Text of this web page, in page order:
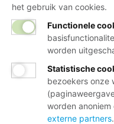
het gebruik van cookies.
Functionele
worden
Statistische
bezoekers onze
worden
externe partners.